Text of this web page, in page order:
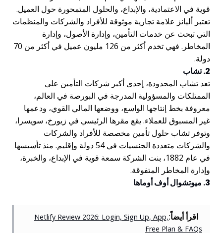
قوية في الاعتمادية، والإبداع، والحلول المتمحورة حول العميل.
تعتبر أليانز علامة تجارية موثوقة للأفراد والشركات والمنظمات
التي تبحث عن خدمات التأمين، وإدارة الأصول، وإدارة
المخاطر. فهي تخدم أكثر من 126 مليون عميل في أكثر من 70
دولة.
2. تشاب
تعد تشاب المحدودة، إحدى أكبر شركات التأمين على
الممتلكات والمسؤولية المدرجة في البورصة في العالم،
معروفة بخط إنتاجها الواسع، ووضعها المالي القوي، ودعمها
غير المسبوق للعملاء. يقع مقرها الرئيسي في زيورخ، سويسرا،
وتوفر تشاب حلول تأمين مخصصة للأفراد والشركات
والشركات متعددة الجنسيات في 54 دولة وإقليم. منذ تأسيسها
في عام 1882، بنت الشركة سمعة قوية في الإبداع، والخبرة،
وإدارة المخاطر المتفوقة.
3. ميوتشوال أوف أوماها
اقرأ أيضاً:Netlify Review 2026: Login, Sign Up, App,
Free Plan & FAQs